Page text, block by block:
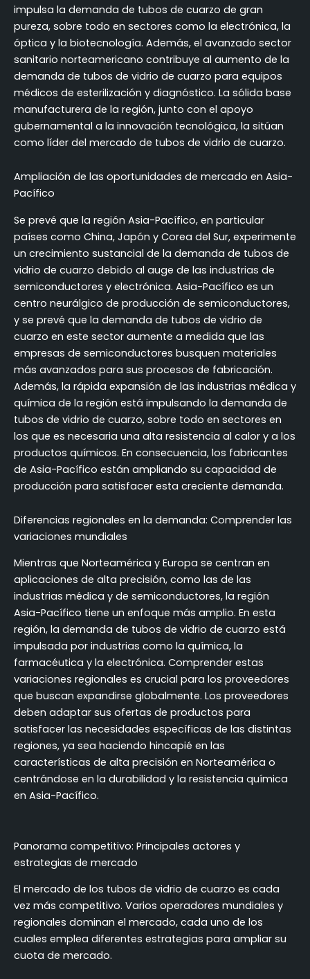
impulsa la demanda de tubos de cuarzo de gran
pureza, sobre todo en sectores como la electrónica, la
óptica y la biotecnología. Además, el avanzado sector
sanitario norteamericano contribuye al aumento de la
demanda de tubos de vidrio de cuarzo para equipos
médicos de esterilización y diagnóstico. La sólida base
manufacturera de la región, junto con el apoyo
gubernamental a la innovación tecnológica, la sitúan
como líder del mercado de tubos de vidrio de cuarzo.
Ampliación de las oportunidades de mercado en Asia-
Pacífico
Se prevé que la región Asia-Pacífico, en particular
países como China, Japón y Corea del Sur, experimente
un crecimiento sustancial de la demanda de tubos de
vidrio de cuarzo debido al auge de las industrias de
semiconductores y electrónica. Asia-Pacífico es un
centro neurálgico de producción de semiconductores,
y se prevé que la demanda de tubos de vidrio de
cuarzo en este sector aumente a medida que las
empresas de semiconductores busquen materiales
más avanzados para sus procesos de fabricación.
Además, la rápida expansión de las industrias médica y
química de la región está impulsando la demanda de
tubos de vidrio de cuarzo, sobre todo en sectores en
los que es necesaria una alta resistencia al calor y a los
productos químicos. En consecuencia, los fabricantes
de Asia-Pacífico están ampliando su capacidad de
producción para satisfacer esta creciente demanda.
Diferencias regionales en la demanda: Comprender las
variaciones mundiales
Mientras que Norteamérica y Europa se centran en
aplicaciones de alta precisión, como las de las
industrias médica y de semiconductores, la región
Asia-Pacífico tiene un enfoque más amplio. En esta
región, la demanda de tubos de vidrio de cuarzo está
impulsada por industrias como la química, la
farmacéutica y la electrónica. Comprender estas
variaciones regionales es crucial para los proveedores
que buscan expandirse globalmente. Los proveedores
deben adaptar sus ofertas de productos para
satisfacer las necesidades específicas de las distintas
regiones, ya sea haciendo hincapié en las
características de alta precisión en Norteamérica o
centrándose en la durabilidad y la resistencia química
en Asia-Pacífico.
Panorama competitivo: Principales actores y
estrategias de mercado
El mercado de los tubos de vidrio de cuarzo es cada
vez más competitivo. Varios operadores mundiales y
regionales dominan el mercado, cada uno de los
cuales emplea diferentes estrategias para ampliar su
cuota de mercado.